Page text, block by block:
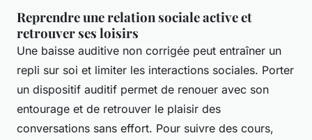
Reprendre une relation sociale active et
retrouver ses loisirs
Une baisse auditive non corrigée peut entraîner un
repli sur soi et limiter les interactions sociales. Porter
un dispositif auditif permet de renouer avec son
entourage et de retrouver le plaisir des
conversations sans effort. Pour suivre des cours,